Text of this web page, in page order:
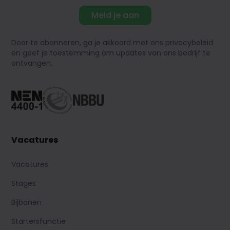
Meld je aan
Door te abonneren, ga je akkoord met ons privacybeleid
en geef je toestemming om updates van ons bedrijf te
ontvangen.
Vacatures
Vacatures
Stages
Bijbanen
Startersfunctie